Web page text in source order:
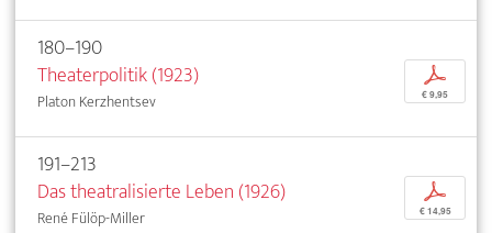
180–190
Theaterpolitik (1923)
Platon Kerzhentsev
p
€ 9,95
191–213
Das theatralisierte Leben (1926)
René Fülöp-Miller
p
€ 14,95